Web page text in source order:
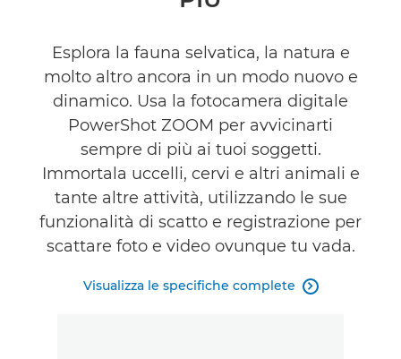
Galleria
Accessori
Supporto
TROVA UN RIVENDITORE
Spiacenti, non i venditori disponibili per questo prodotto.
Esplora la fauna selvatica, la natura e
molto altro ancora in un modo nuovo e
dinamico. Usa la fotocamera digitale
PowerShot ZOOM per avvicinarti
sempre di più ai tuoi soggetti.
Immortala uccelli, cervi e altri animali e
tante altre attività, utilizzando le sue
funzionalità di scatto e registrazione per
scattare foto e video ovunque tu vada.
Visualizza le specifiche complete 